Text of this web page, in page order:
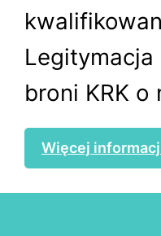
broni KRK o
Więcej